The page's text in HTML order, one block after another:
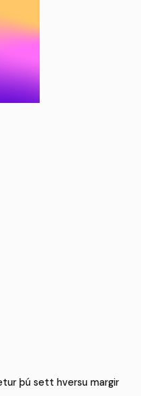
þú sett hversu margir